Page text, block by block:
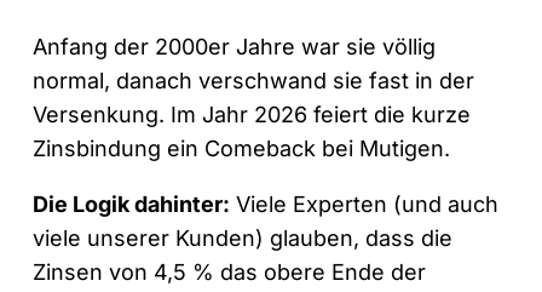
Anfang der 2000er Jahre war sie völlig
normal, danach verschwand sie fast in der
Versenkung. Im Jahr 2026 feiert die kurze
Zinsbindung ein Comeback bei Mutigen.
Die Logik dahinter: Viele Experten (und auch
viele unserer Kunden) glauben, dass die
Zinsen von 4,5 % das obere Ende der